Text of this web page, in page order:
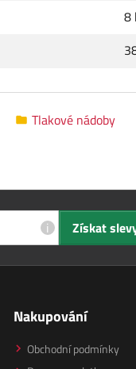
8
Tlakové nádoby
i Získat
Nakupování
Obchodní podmínky